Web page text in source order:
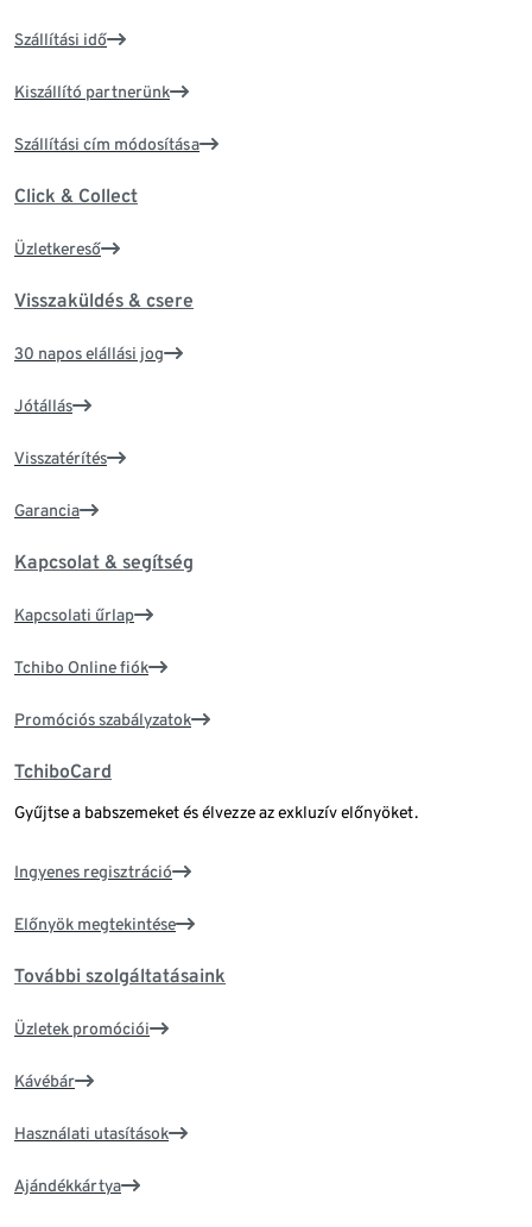
Szállítási idő
Kiszállító partnerünk
Szállítási cím módosítása
Click & Collect
Üzletkereső
Visszaküldés & csere
30 napos elállási jog
Jótállás
Visszatérítés
Garancia
Kapcsolat & segítség
Kapcsolati űrlap
Tchibo Online fiók
Promóciós szabályzatok
TchiboCard
Gyűjtse a babszemeket és élvezze az exkluzív előnyöket.
Ingyenes regisztráció
Előnyök megtekintése
További szolgáltatásaink
Üzletek promóciói
Kávébár
Használati utasítások
Ajándékkártya